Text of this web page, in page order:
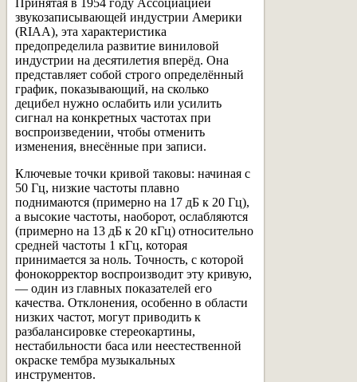
Принятая в 1954 году Ассоциацией
звукозаписывающей индустрии Америки
(RIAA), эта характеристика
предопределила развитие виниловой
индустрии на десятилетия вперёд. Она
представляет собой строго определённый
график, показывающий, на сколько
децибел нужно ослабить или усилить
сигнал на конкретных частотах при
воспроизведении, чтобы отменить
изменения, внесённые при записи.
Ключевые точки кривой таковы: начиная с
50 Гц, низкие частоты плавно
поднимаются (примерно на 17 дБ к 20 Гц),
а высокие частоты, наоборот, ослабляются
(примерно на 13 дБ к 20 кГц) относительно
средней частоты 1 кГц, которая
принимается за ноль. Точность, с которой
фонокорректор воспроизводит эту кривую,
— один из главных показателей его
качества. Отклонения, особенно в области
низких частот, могут приводить к
разбалансировке стереокартины,
нестабильности баса или неестественной
окраске тембра музыкальных
инструментов.